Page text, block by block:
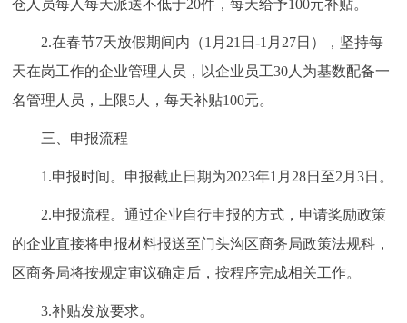
图说北京 视频北京
多语种
ENGLISH
ESPAÑOL العربية PORTUGUÊS
ITALIANO
仓人员每人每天派送不低于20件，每天给予100元补贴。
2.在春节7天放假期间内（1月21日-1月27日），坚持每
天在岗工作的企业管理人员，以企业员工30人为基数配备一
名管理人员，上限5人，每天补贴100元。
三、申报流程
1.申报时间。申报截止日期为2023年1月28日至2月3日。
2.申报流程。通过企业自行申报的方式，申请奖励政策
的企业直接将申报材料报送至门头沟区商务局政策法规科，
区商务局将按规定审议确定后，按程序完成相关工作。
3.补贴发放要求。